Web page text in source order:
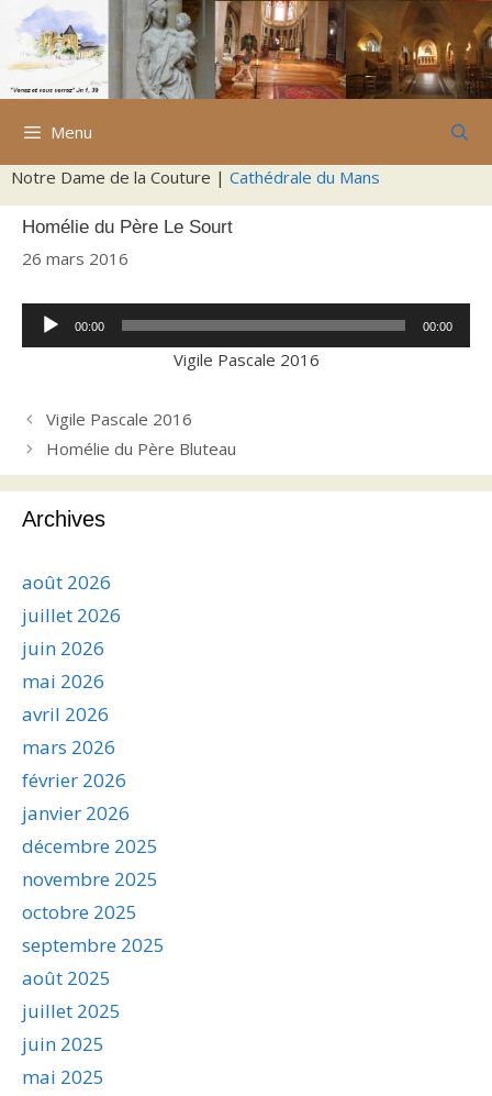
Aller
contenu
Menu
Notre Dame de la Couture | Cathédrale du Mans
Homélie du Père Le Sourt
26 mars 2016
Lecteur
audio
00:00 00:00
Vigile Pascale 2016
Vigile Pascale 2016
Homélie du Père Bluteau
Archives
août 2026
juillet 2026
juin 2026
mai 2026
avril 2026
mars 2026
février 2026
janvier 2026
décembre 2025
novembre 2025
octobre 2025
septembre 2025
août 2025
juillet 2025
juin 2025
mai 2025